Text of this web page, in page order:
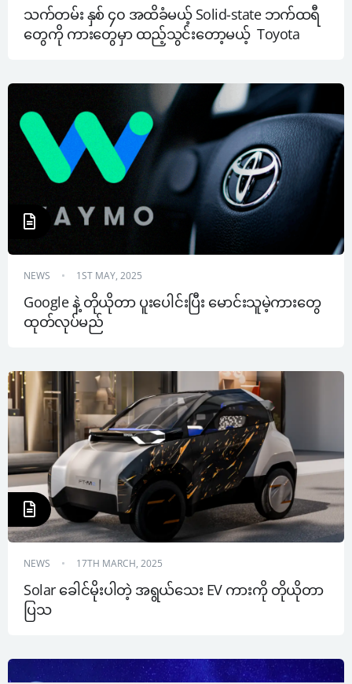
သက်တမ်း နှစ် ၄၀ အထိခံမယ့် Solid-state ဘက်ထရီ
တွေကို ကားတွေမှာ ထည့်သွင်းတော့မယ့်  Toyota
NEWS 1ST MAY, 2025
Google နဲ့ တိုယိုတာ ပူးပေါင်းပြီး မောင်းသူမဲ့ကားတွေ
ထုတ်လုပ်မည်
NEWS 17TH MARCH, 2025
Solar ခေါင်မိုးပါတဲ့ အရွယ်သေး EV ကားကို တိုယိုတာ
ပြသ